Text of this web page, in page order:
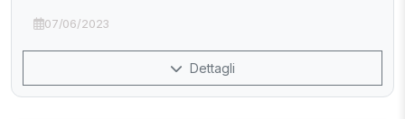
07/06/2023
Dettagli